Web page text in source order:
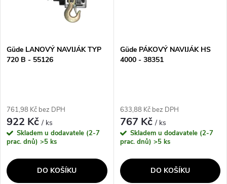
Güde LANOVÝ NAVIJÁK TYP
720 B - 55126
761,98 Kč bez DPH
922 Kč/ ks
Skladem u dodavatele (2-7
prac. dnů) >5 ks
DO KOŠÍKU
Güde PÁKOVÝ NAVIJÁK HS
4000 - 38351
633,88 Kč bez DPH
767 Kč/ ks
Skladem u dodavatele (2-7
prac. dnů) >5 ks
DO KOŠÍKU